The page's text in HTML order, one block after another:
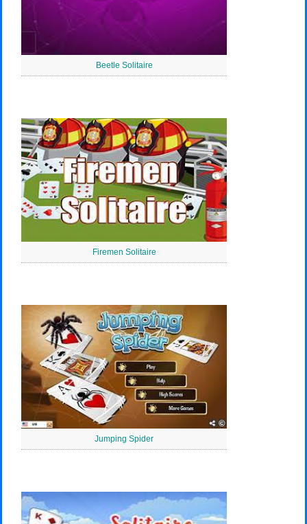
Beetle Solitaire
Firemen Solitaire
Jumping Spider